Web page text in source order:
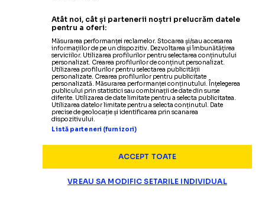
Atât noi, cât și partenerii noștri prelucrăm datele
pentru a oferi:
Măsurarea performanței reclamelor. Stocarea și/sau accesarea
informațiilor de pe un dispozitiv. Dezvoltarea și îmbunătățirea
serviciilor. Utilizarea profilurilor pentru selectarea conținutului
personalizat. Crearea profilurilor de conținut personalizat.
Utilizarea profilurilor pentru selectarea publicității
personalizate. Crearea profilurilor pentru publicitate
personalizată. Măsurarea performanței conținutului. Înțelegerea
publicului prin statistici sau combinații de date din surse
diferite. Utilizarea de date limitate pentru a selecta publicitatea.
Utilizarea datelor limitate pentru a selecta conținutul. Date
precise de geolocație și identificarea prin scanarea
dispozitivului.
Listă parteneri (furnizori)
ACCEPT TOATE
VREAU SA MODIFIC SETARILE INDIVIDUAL